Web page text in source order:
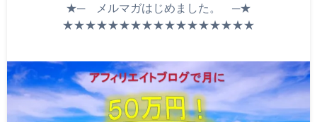
★─ メルマガはじめました。 ─★
★★★★★★★★★★★★★★★★★